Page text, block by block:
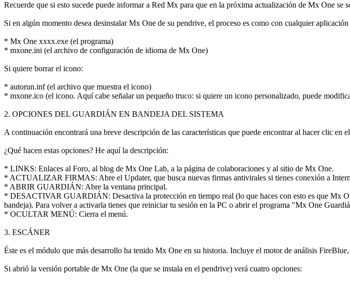
Recuerde que si esto sucede puede informar a Red Mx para que en la próxima actualización de Mx One se
Si en algún momento desea desinstalar Mx One de su pendrive, el proceso es como con cualquier
* Mx One xxxx.exe (el programa)
* mxone.ini (el archivo de configuración de idioma de Mx One)
Si quiere borrar el icono:
* autorun.inf (el archivo que muestra el icono)
* mxone.ico (el icono. Aquí cabe señalar un pequeño truco: si quiere un icono personalizado, puede
2. OPCIONES DEL GUARDIÁN EN BANDEJA DEL SISTEMA
A continuación encontrará una breve descripción de las características que puede encontrar al hacer clic
¿Qué hacen estas opciones? He aquí la descripción:
* LINKS: Enlaces al Foro, al blog de Mx One Lab, a la página de colaboraciones y al sitio de Mx One.
* ACTUALIZAR FIRMAS: Abre el Updater, que busca nuevas firmas antivirales si tienes conexión a
* ABRIR GUARDIÁN: Abre la ventana principal.
* DESACTIVAR GUARDIÁN: Desactiva la protección en tiempo real (lo que haces con esto es que Mx
bandeja). Para volver a activarla tienes que reiniciar tu sesión en la PC o abrir el programa "Mx One
* OCULTAR MENÚ: Cierra el menú.
3. ESCÁNER
Éste es el módulo que más desarrollo ha tenido Mx One en su historia. Incluye el motor de análisis
Si abrió la versión portable de Mx One (la que se instala en el pendrive) verá cuatro opciones: